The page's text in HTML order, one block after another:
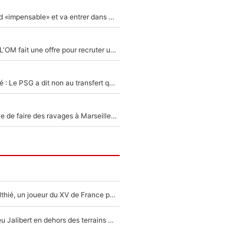
F1 - Alpine signe un accord «impensable» et va entrer dans une nouvelle dimension : Grande nouvelle pour Pierre Gasly !
«C’est un très bon choix» : L'OM fait une offre pour recruter un ancien joueur du PSG... et c'est validé dans l'After Foot !
140M€ pour Yan Diomandé : Le PSG a dit non au transfert qui bat tous les records sur le mercato
La crise financière continue de faire des ravages à Marseille : L’OM a placé 12 joueurs sur le marché des transferts… et ça pourrait lui rapporter près de 100M€ !
Mis de côté par Fabien Galthié, un joueur du XV de France partage sa frustration : «ils ne me l’ont pas dit tout de suite»
La raison d'être de Matthieu Jalibert en dehors des terrains de rugby : «Ça m'atteint autant que si tu touches à un membre de ma famille»